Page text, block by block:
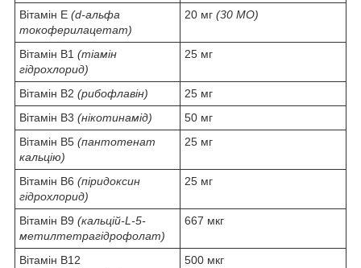
Вітамін E (d-альфа
токоферилацетат)
20 мг (30 МО)
Вітамін B1 (тіамін
гідрохлорид)
25 мг
Вітамін B2 (рибофлавін)
25 мг
Вітамін В3 (нікотинамід)
50 мг
Вітамін B5 (пантотенат
кальцію)
25 мг
Вітамін B6 (піридоксин
гідрохлорид)
25 мг
Вітамін B9 (кальцій-L-5-
метилтетрагідрофолат)
667 мкг
Вітамін B12
500 мкг